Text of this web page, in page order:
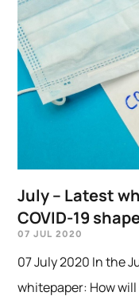
July – Latest
COVID-19
07 JUL 2020
07 July 2020 In the
whitepaper: How